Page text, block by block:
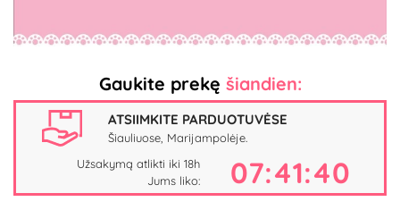
Gaukite prekę šiandien:
ATSIIMKITE PARDUOTUVĖSE
Šiauliuose, Marijampolėje.
Užsakymą atlikti iki 18h
Jums liko:
07:41:40